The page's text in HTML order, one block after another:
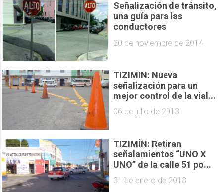
Señalización de tránsito,
una guía para las
conductores
20 de noviembre de 2014
TIZIMIN: Nueva
señalización para un
mejor control de la vial...
06 de julio de 2013
TIZIMÍN: Retiran
señalamientos “UNO X
UNO” de la calle 51 po...
31 de enero de 2013